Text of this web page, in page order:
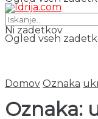
Ni zadetkov
Ogled vseh
Domov Oznaka
Oznaka: